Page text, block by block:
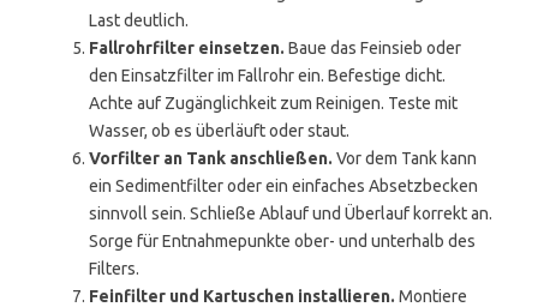
Last deutlich.
Fallrohrfilter einsetzen. Baue das Feinsieb oder
den Einsatzfilter im Fallrohr ein. Befestige dicht.
Achte auf Zugänglichkeit zum Reinigen. Teste mit
Wasser, ob es überläuft oder staut.
Vorfilter an Tank anschließen. Vor dem Tank kann
ein Sedimentfilter oder ein einfaches Absetzbecken
sinnvoll sein. Schließe Ablauf und Überlauf korrekt an.
Sorge für Entnahmepunkte ober- und unterhalb des
Filters.
Feinfilter und Kartuschen installieren. Montiere